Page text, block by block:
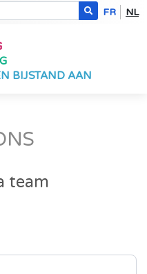
FR NL
BIJSTAND AAN
team